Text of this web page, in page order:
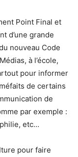
Point Final et
d’une grande
nouveau Code
à l’école,
pour informer
de certains
de
par exemple :
etc…
pour faire